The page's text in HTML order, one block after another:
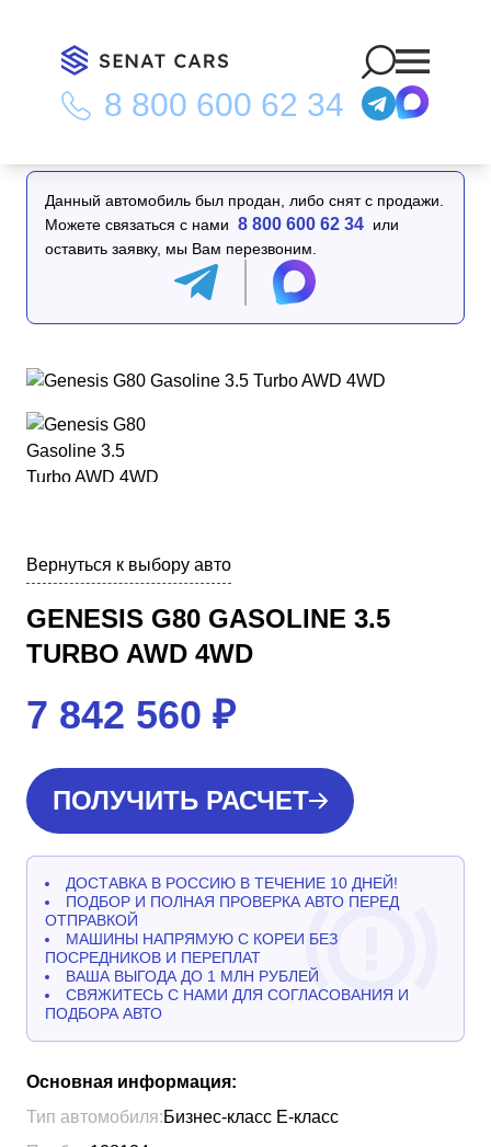
8 800 600 62 34
Главная Каталог/Genesis G80 Gasoline 3.5 Turbo AWD 4WD
Данный автомобиль был продан, либо снят с продажи.
Можете связаться с нами 8 800 600 62 34 или
оставить заявку, мы Вам перезвоним.
Вернуться к выбору авто
GENESIS G80 GASOLINE 3.5
TURBO AWD 4WD
7 842 560 ₽
ПОЛУЧИТЬ РАСЧЕТ
ДОСТАВКА В РОССИЮ В ТЕЧЕНИЕ 10 ДНЕЙ!
ПОДБОР И ПОЛНАЯ ПРОВЕРКА АВТО ПЕРЕД
ОТПРАВКОЙ
МАШИНЫ НАПРЯМУЮ С КОРЕИ БЕЗ
ПОСРЕДНИКОВ И ПЕРЕПЛАТ
ВАША ВЫГОДА ДО 1 МЛН РУБЛЕЙ
СВЯЖИТЕСЬ С НАМИ ДЛЯ СОГЛАСОВАНИЯ И
ПОДБОРА АВТО
Основная информация:
Тип автомобиля:Бизнес-класс Е-класс